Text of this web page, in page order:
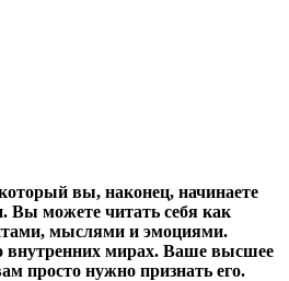
вы, наконец, начинаете
Вы можете читать себя как
мыслями и эмоциями.
внутренних мирах. Ваше высшее
просто нужно признать его.